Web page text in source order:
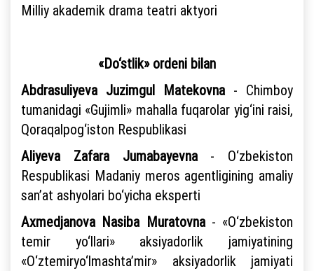
Milliy akademik drama teatri aktyori
«Do‘stlik» ordeni bilan
Abdrasuliyeva Juzimgul Matekovna- Chimboy
tumanidagi «Gujimli» mahalla fuqarolar yig‘ini raisi,
Qoraqalpog‘iston Respublikasi
Aliyeva Zafara Jumabayevna- O‘zbekiston
Respublikasi Madaniy meros agentligining amaliy
san’at ashyolari bo‘yicha eksperti
Axmedjanova Nasiba Muratovna- «O‘zbekiston
temir yo‘llari» aksiyadorlik jamiyatining
«O‘ztemiryo‘lmashta’mir» aksiyadorlik jamiyati